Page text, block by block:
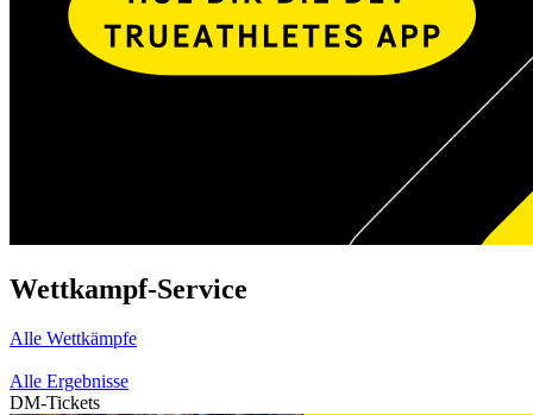
Wettkampf-Service
Alle Wettkämpfe
Alle Ergebnisse
DM-Tickets